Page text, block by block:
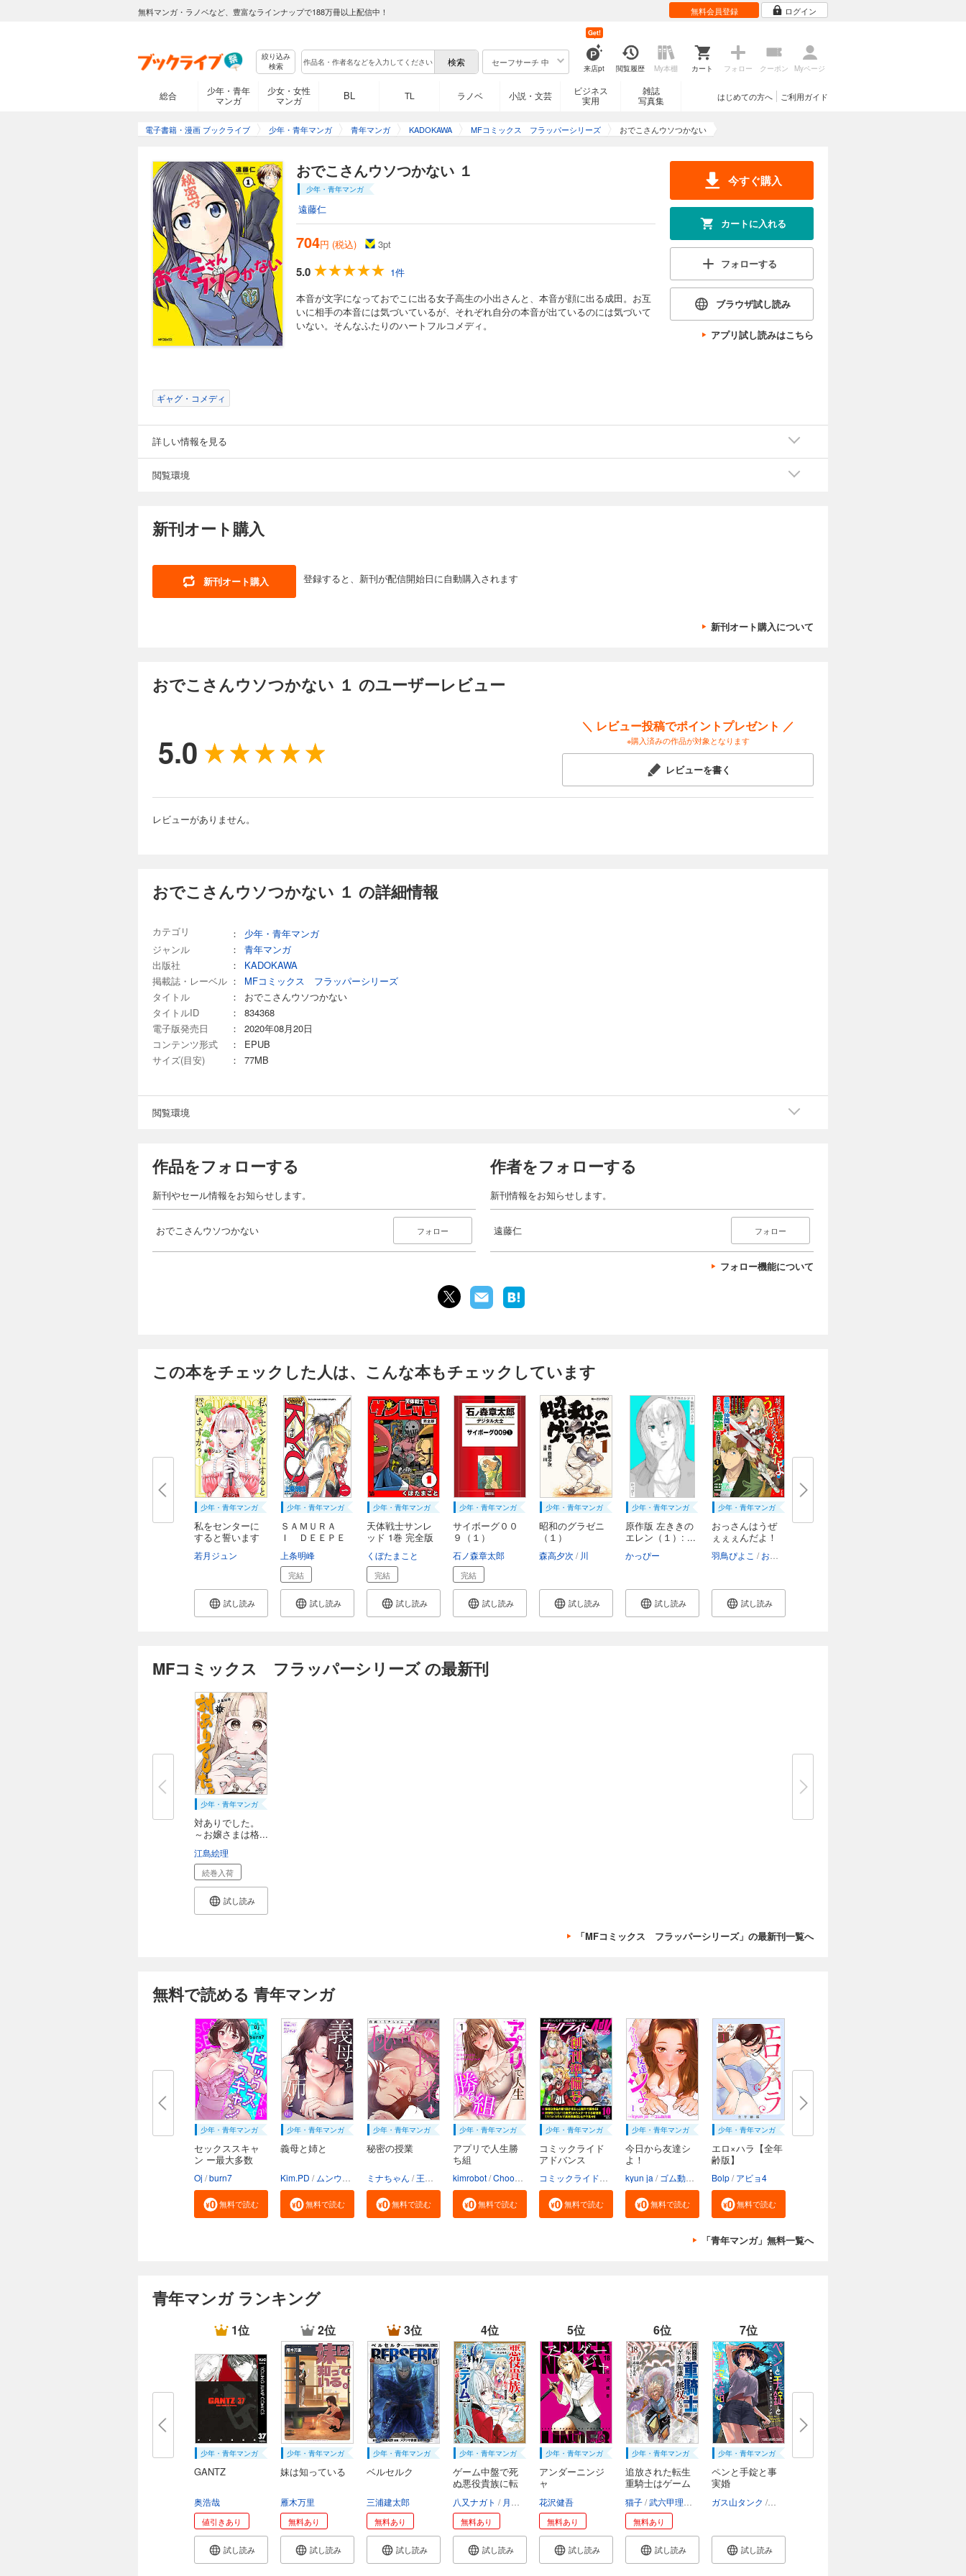
無料マンガ・ラノベなど、豊富なラインナップで188万冊以上配信中！ 無料会員登録 ログイン
絞り込み
検索
セーフサーチ 中
来店pt
Get!
閲覧履歴 My本棚 カート フォロー クーポン Myページ
総合
少年・青年
マンガ
少女・女性
マンガ
BL TL ラノベ 小説・文芸
ビジネス
実用
雑誌
写真集
ご利用ガイド
はじめての方へ
電子書籍・漫画 ブックライブ 少年・青年マンガ 青年マンガ KADOKAWA MFコミックス フラッパーシリーズ おでこさんウソつかない
おでこさんウソつかない １
少年・青年マンガ
遠藤仁
704円 (税込) 3pt
5.0
1件
本音が文字になっておでこに出る女子高生の小出さんと、本音が顔に出る成田。お互
いに相手の本音には気づいているが、それぞれ自分の本音が出ているのには気づいて
いない。そんなふたりのハートフルコメディ。
今すぐ購入
カートに入れる
フォローする
ブラウザ試し読み
アプリ試し読みはこちら
ギャグ・コメディ
詳しい情報を見る
閲覧環境
新刊オート購入
新刊オート購入 登録すると、新刊が配信開始日に自動購入されます
新刊オート購入について
おでこさんウソつかない １ のユーザーレビュー
5.0
＼ レビュー投稿でポイントプレゼント ／
※購入済みの作品が対象となります
レビューを書く
レビューがありません。
おでこさんウソつかない １ の詳細情報
カテゴリ ：
少年・青年マンガ
ジャンル
：
青年マンガ
出版社
：
KADOKAWA
掲載誌・レーベル ：
MFコミックス フラッパーシリーズ
タイトル
：
おでこさんウソつかない
タイトルID
：
834368
電子版発売日
：
2020年08月20日
コンテンツ形式
：
EPUB
サイズ(目安)
： 77MB
閲覧環境
作品をフォローする
新刊やセール情報をお知らせします。
おでこさんウソつかない フォロー
作者をフォローする
新刊情報をお知らせします。
遠藤仁 フォロー
フォロー機能について
この本をチェックした人は、こんな本もチェックしています
少年・青年マンガ
私をセンターに
すると誓います
若月ジュン
試し読み
少年・青年マンガ
ＳＡＭＵＲＡ
Ｉ ＤＥＥＰＥ
上条明峰
完結
試し読み
少年・青年マンガ
天体戦士サンレ
ッド 1巻 完全版
くぼたまこと
完結
試し読み
少年・青年マンガ
サイボーグ００
９（１）
石ノ森章太郎
完結
試し読み
少年・青年マンガ
昭和のグラゼニ
（１）
森高夕次 川
試し読み
少年・青年マンガ
原作版 左ききの
エレン（１）: ...
かっぴー
試し読み
少年・青年マンガ
おっさんはうぜ
ぇぇぇんだよ！
羽鳥ぴよこ おうすけ
試し読み
MFコミックス フラッパーシリーズ の最新刊
少年・青年マンガ
対ありでした。
～お嬢さまは格...
江島絵理
続巻入荷
試し読み
「MFコミックス フラッパーシリーズ」の最新刊一覧へ
無料で読める 青年マンガ
少年・青年マンガ
セックススキャ
ン ー最大多数
Oj burn7
無料で読む
少年・青年マンガ
義母と姉と
Kim.PD ムンウッド
無料で読む
少年・青年マンガ
秘密の授業
ミナちゃん 王鋼鉄
無料で読む
少年・青年マンガ
アプリで人生勝
ち組
kimrobot ChoongChun
無料で読む
少年・青年マンガ
コミックライド
アドバンス
ブッチャーU SASAYUKi 薬味紅生姜
無料で読む
少年・青年マンガ
今日から友達シ
よ！
kyun ja ゴム動力機
無料で読む
少年・青年マンガ
エロ×ハラ【全年
齢版】
Bolp アビョ4
無料で読む
「青年マンガ」無料一覧へ
青年マンガ ランキング
1位
少年・青年マンガ
GANTZ
奥浩哉
値引きあり
試し読み
2位
少年・青年マンガ
妹は知っている
雁木万里
無料あり
試し読み
3位
少年・青年マンガ
ベルセルク
三浦建太郎
無料あり
試し読み
4位
少年・青年マンガ
ゲーム中盤で死
ぬ悪役貴族に転
八又ナガト 月山可也
無料あり
試し読み
5位
少年・青年マンガ
アンダーニンジ
ャ
花沢健吾
無料あり
試し読み
6位
少年・青年マンガ
追放された転生
重騎士はゲーム
猫子 武六甲理衣 じゃいあん
無料あり
試し読み
7位
少年・青年マンガ
ペンと手錠と事
実婚
ガス山タンク
試し読み